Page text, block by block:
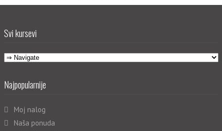
Svi kursevi
Najpopularnije
Moj nalog
Naša ponuda